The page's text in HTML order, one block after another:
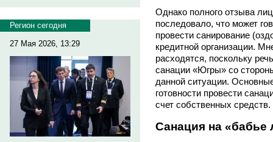
Регион сегодня
27 Мая 2026, 13:29
Однако полного отзыва
последовало, что может
провести санирование
кредитной организации.
расходятся, поскольку
санации «Югры» со
данной ситуации.
готовности провести
счет собственных средств.
Санация на «бабье